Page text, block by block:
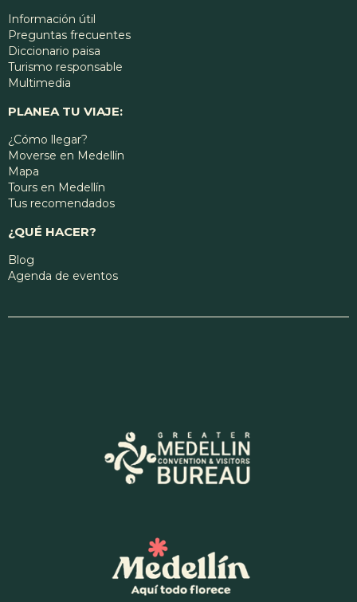
Información útil
Preguntas frecuentes
Diccionario paisa
Turismo responsable
Multimedia
PLANEA TU VIAJE:
¿Cómo llegar?
Moverse en Medellín
Mapa
Tours en Medellín
Tus recomendados
¿QUÉ HACER?
Blog
Agenda de eventos